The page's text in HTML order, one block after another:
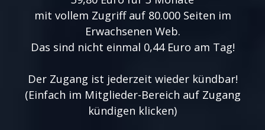
mit vollem Zugriff auf 80.000 Seiten im
Erwachsenen Web.
Das sind nicht einmal 0,44 Euro am Tag!
Der Zugang ist jederzeit wieder kündbar!
(Einfach im Mitglieder-Bereich auf Zugang
kündigen klicken)